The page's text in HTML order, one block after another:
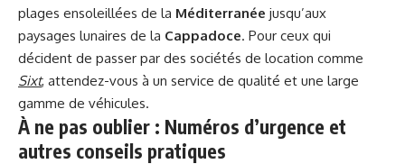
plages ensoleillées de la Méditerranée jusqu’aux
paysages lunaires de la Cappadoce. Pour ceux qui
décident de passer par des sociétés de location comme
Sixt, attendez-vous à un service de qualité et une large
gamme de véhicules.
À ne pas oublier : Numéros d’urgence et
autres conseils pratiques